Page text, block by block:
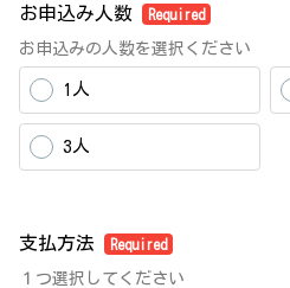
お申込み人数 Required
お申込みの人数を選択ください
1人
3人
支払方法 Required
１つ選択してください